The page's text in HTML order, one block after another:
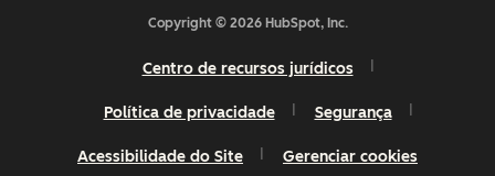
Copyright © 2026 HubSpot, Inc.
Centro de recursos jurídicos
Política de privacidade Segurança
Acessibilidade do Site Gerenciar cookies